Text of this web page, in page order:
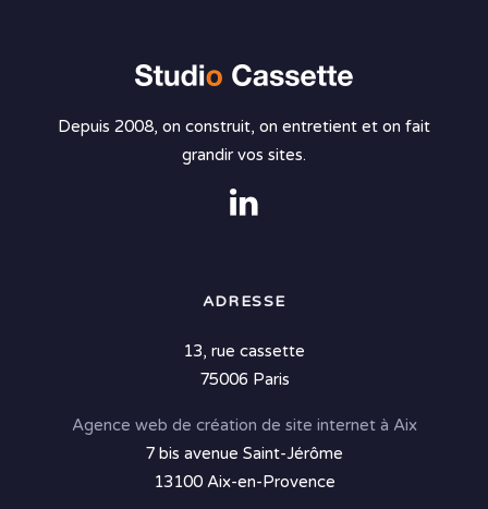
Depuis 2008, on construit, on entretient et on fait
grandir vos sites.
ADRESSE
13, rue cassette
75006 Paris
Agence web de création de site internet à Aix
7 bis avenue Saint-Jérôme
13100 Aix-en-Provence